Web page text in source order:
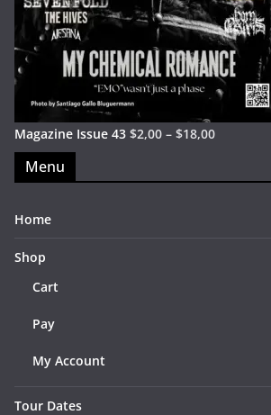
Magazine Issue 43 $2,00 – $18,00
Menu
Home
Shop
Cart
Pay
My Account
Tour Dates